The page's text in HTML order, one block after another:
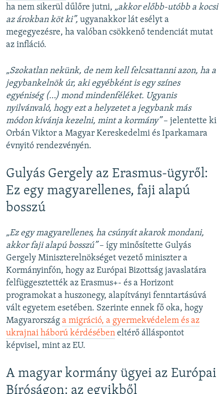
ha nem sikerül dűlőre jutni, „akkor előbb-utóbb a kocsi
az árokban köt ki”, ugyanakkor lát esélyt a
megegyezésre, ha valóban csökkenő tendenciát mutat
az infláció.
„Szokatlan nekünk, de nem kell felcsattanni azon, ha a
jegybankelnök úr, aki egyébként is egy színes
egyéniség (…) mond mindenféléket. Ugyanis
nyilvánvaló, hogy ezt a helyzetet a jegybank más
módon kívánja kezelni, mint a kormány”– jelentette ki
Orbán Viktor a Magyar Kereskedelmi és Iparkamara
évnyitó rendezvényén.
Gulyás Gergely az Erasmus-ügyről:
Ez egy magyarellenes, faji alapú
bosszú
„Ez egy magyarellenes, ha csúnyát akarok mondani,
akkor faji alapú bosszú”– így minősítette Gulyás
Gergely Miniszterelnökséget vezető miniszter a
Kormányinfón, hogy az Európai Bizottság javaslatára
felfüggesztették az Erasmus+- és a Horizont
programokat a huszonegy, alapítványi fenntartásúvá
vált egyetem esetében. Szerinte ennek fő oka, hogy
Magyarország a migráció, a gyermekvédelem és az
ukrajnai háború kérdésében eltérő álláspontot
képvisel, mint az EU.
A magyar kormány ügyei az Európai
Bíróságon: az egyikből